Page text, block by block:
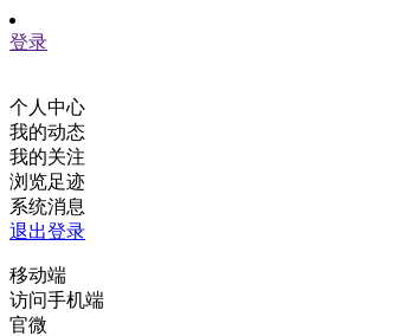
登录
个人中心
我的动态
我的关注
浏览足迹
系统消息
退出登录
移动端
访问手机端
官微